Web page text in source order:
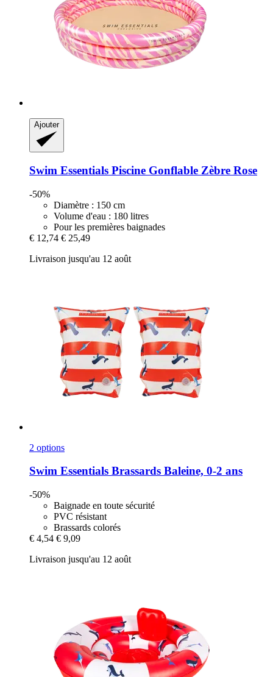
Ajouter
Swim Essentials Piscine Gonflable Zèbre Rose
-50%
Diamètre : 150 cm
Volume d'eau : 180 litres
Pour les premières baignades
€ 12,74 € 25,49
Livraison jusqu'au 12 août
2 options
Swim Essentials Brassards Baleine, 0-​2 ans
-50%
Baignade en toute sécurité
PVC résistant
Brassards colorés
€ 4,54 € 9,09
Livraison jusqu'au 12 août